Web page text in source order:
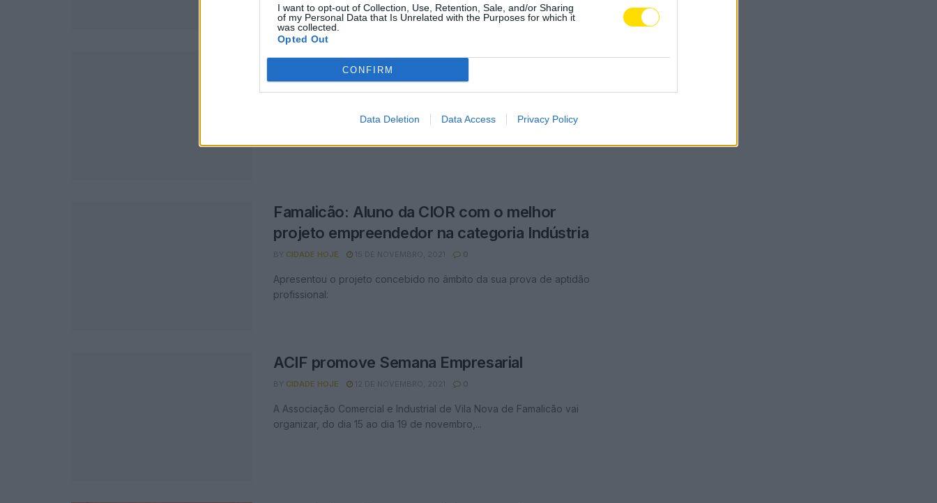
I want to opt-out of Collection, Use, Retention, Sale, and/or Sharing
of my Personal Data that Is Unrelated with the Purposes for which it
was collected.
Opted Out
CONFIRM
Data Deletion Data Access Privacy Policy
Famalicão: Aluna da D. Sancho vence
concurso com projeto Digitaliza-te
Famalicão: Aluno da CIOR com o melhor
projeto empreendedor na categoria Indústria
BY CIDADE HOJE 15 DE NOVEMBRO, 2021 0
Apresentou o projeto concebido no âmbito da sua prova de aptidão
profissional:
ACIF promove Semana Empresarial
BY CIDADE HOJE 12 DE NOVEMBRO, 2021 0
A Associação Comercial e Industrial de Vila Nova de Famalicão vai
organizar, do dia 15 ao dia 19 de novembro,...